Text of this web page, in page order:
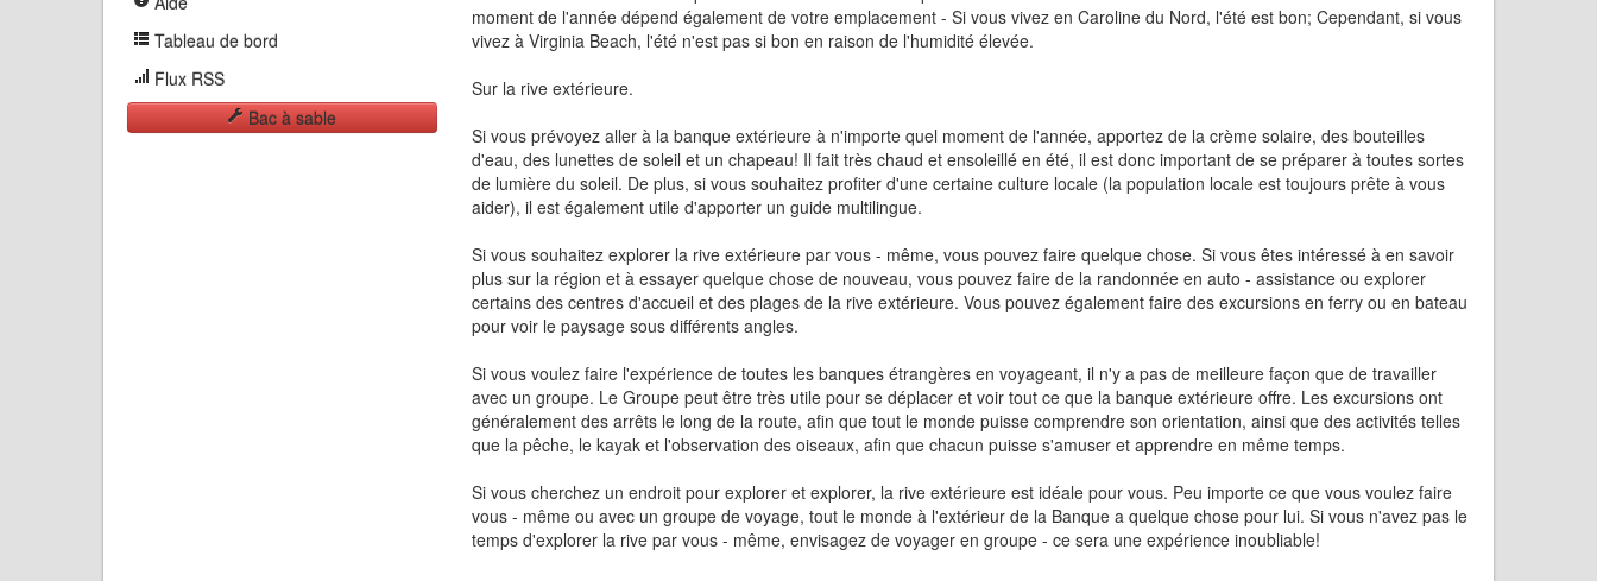
Tableau de bord
Flux RSS
Bac à sable
moment de l'année dépend également de votre emplacement - Si vous vivez en Caroline du Nord, l'été est bon; Cependant, si vous
vivez à Virginia Beach, l'été n'est pas si bon en raison de l'humidité élevée.
Sur la rive extérieure.
Si vous prévoyez aller à la banque extérieure à n'importe quel moment de l'année, apportez de la crème solaire, des bouteilles
d'eau, des lunettes de soleil et un chapeau! Il fait très chaud et ensoleillé en été, il est donc important de se préparer à toutes sortes
de lumière du soleil. De plus, si vous souhaitez profiter d'une certaine culture locale (la population locale est toujours prête à vous
aider), il est également utile d'apporter un guide multilingue.
Si vous souhaitez explorer la rive extérieure par vous - même, vous pouvez faire quelque chose. Si vous êtes intéressé à en savoir
plus sur la région et à essayer quelque chose de nouveau, vous pouvez faire de la randonnée en auto - assistance ou explorer
certains des centres d'accueil et des plages de la rive extérieure. Vous pouvez également faire des excursions en ferry ou en bateau
pour voir le paysage sous différents angles.
Si vous voulez faire l'expérience de toutes les banques étrangères en voyageant, il n'y a pas de meilleure façon que de travailler
avec un groupe. Le Groupe peut être très utile pour se déplacer et voir tout ce que la banque extérieure offre. Les excursions ont
généralement des arrêts le long de la route, afin que tout le monde puisse comprendre son orientation, ainsi que des activités telles
que la pêche, le kayak et l'observation des oiseaux, afin que chacun puisse s'amuser et apprendre en même temps.
Si vous cherchez un endroit pour explorer et explorer, la rive extérieure est idéale pour vous. Peu importe ce que vous voulez faire
vous - même ou avec un groupe de voyage, tout le monde à l'extérieur de la Banque a quelque chose pour lui. Si vous n'avez pas le
temps d'explorer la rive par vous - même, envisagez de voyager en groupe - ce sera une expérience inoubliable!